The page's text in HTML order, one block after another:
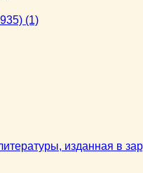
(1)
изданная в